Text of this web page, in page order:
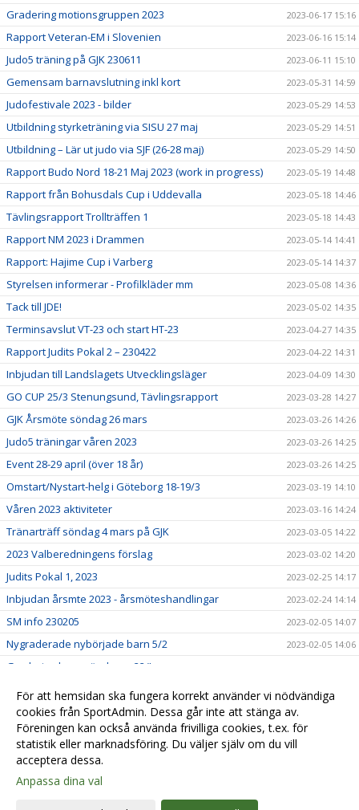
Gradering motionsgruppen 2023 2023-06-17 15:16
Rapport Veteran-EM i Slovenien 2023-06-16 15:14
Judo5 träning på GJK 230611 2023-06-11 15:10
Gemensam barnavslutning inkl kort 2023-05-31 14:59
Judofestivale 2023 - bilder 2023-05-29 14:53
Utbildning styrketräning via SISU 27 maj 2023-05-29 14:51
Utbildning – Lär ut judo via SJF (26-28 maj) 2023-05-29 14:50
Rapport Budo Nord 18-21 Maj 2023 (work in progress) 2023-05-19 14:48
Rapport från Bohusdals Cup i Uddevalla 2023-05-18 14:46
Tävlingsrapport Trollträffen 1 2023-05-18 14:43
Rapport NM 2023 i Drammen 2023-05-14 14:41
Rapport: Hajime Cup i Varberg 2023-05-14 14:37
Styrelsen informerar - Profilkläder mm 2023-05-08 14:36
Tack till JDE! 2023-05-02 14:35
Terminsavslut VT-23 och start HT-23 2023-04-27 14:35
Rapport Judits Pokal 2 – 230422 2023-04-22 14:31
Inbjudan till Landslagets Utvecklingsläger 2023-04-09 14:30
GO CUP 25/3 Stenungsund, Tävlingsrapport 2023-03-28 14:27
GJK Årsmöte söndag 26 mars 2023-03-26 14:26
Judo5 träningar våren 2023 2023-03-26 14:25
Event 28-29 april (över 18 år) 2023-03-26 14:25
Omstart/Nystart-helg i Göteborg 18-19/3 2023-03-19 14:10
Våren 2023 aktiviteter 2023-03-16 14:24
Tränarträff söndag 4 mars på GJK 2023-03-05 14:22
2023 Valberedningens förslag 2023-03-02 14:20
Judits Pokal 1, 2023 2023-02-25 14:17
Inbjudan årsmte 2023 - årsmöteshandlingar 2023-02-24 14:14
SM info 230205 2023-02-05 14:07
Nygraderade nybörjade barn 5/2 2023-02-05 14:06
Gradering barn söndagar 22/!
Lindesberg utvecklingsläger, jan-23 2023-01-22 13:58
Lilla Trollträffen1, jan-23 2023-01-21 14:01
In English 2023-01-01 14:05
För att hemsidan ska fungera korrekt använder vi nödvändiga
cookies från SportAdmin. Dessa går inte att stänga av.
Föreningen kan också använda frivilliga cookies, t.ex. för
statistik eller marknadsföring. Du väljer själv om du vill
acceptera dessa.
Anpassa dina val